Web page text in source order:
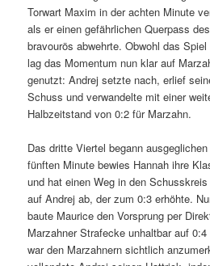
Torwart Maxim in der achten Minute
als er einen gefährlichen Querpass
bravourös abwehrte. Obwohl das
lag das Momentum nun klar auf
genutzt: Andrej setzte nach, erlief
Schuss und verwandelte mit einer
Halbzeitstand von 0:2 für Marzahn.
Das dritte Viertel begann
fünften Minute bewies Hannah ihre
und hat einen Weg in den
auf Andrej ab, der zum 0:3 erhöhte.
baute Maurice den Vorsprung per
Marzahner Strafecke unhaltbar auf
war den Marzahnern sichtlich